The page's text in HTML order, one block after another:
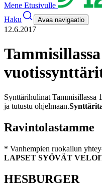
Mene Etusivulle
Haku
Avaa navigaatio
12.6.2017
Synttärihulinat Tammisillassa
ja tutustu ohjelmaan.
Ravintolastamme
* Vanhempien ruokailun
LAPSET SYÖVÄT
HESBURGER